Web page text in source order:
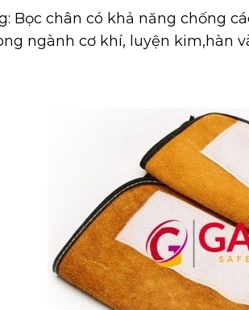
Bọc chân có khả năng chống
ngành cơ khí, luyện kim,hàn